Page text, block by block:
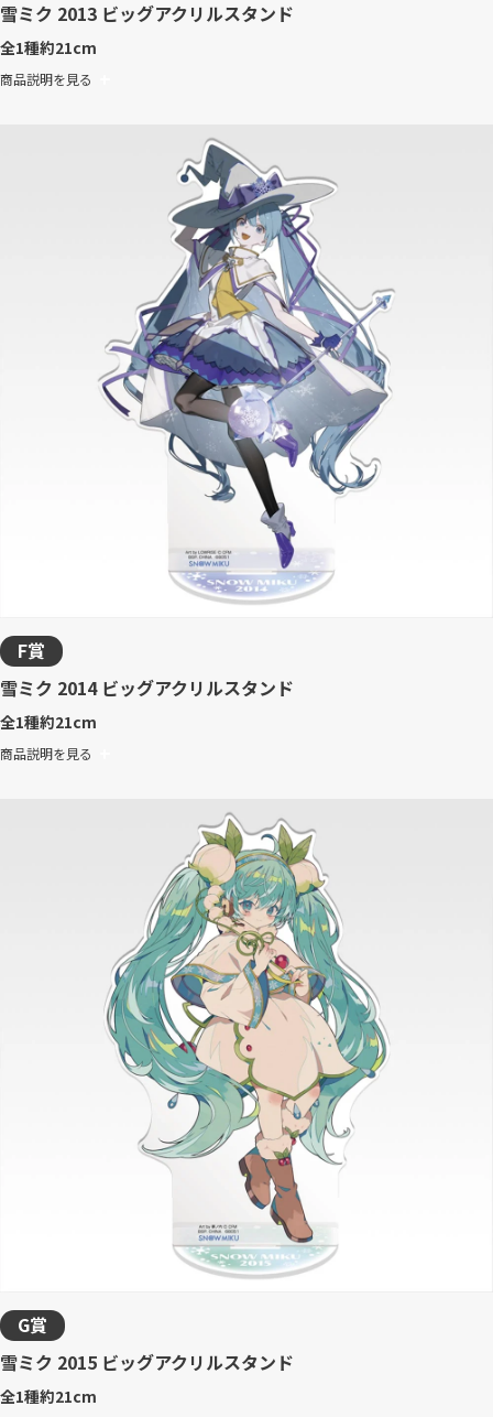
雪ミク 2013 ビッグアクリルスタンド
全1種約21cm
商品説明を見る
F賞
雪ミク 2014 ビッグアクリルスタンド
全1種約21cm
商品説明を見る
G賞
雪ミク 2015 ビッグアクリルスタンド
全1種約21cm